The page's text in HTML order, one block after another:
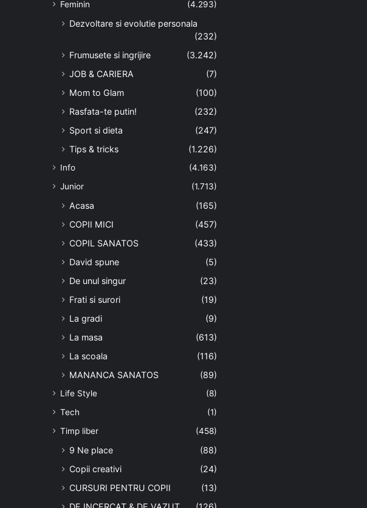
Feminin (4.293)
Dezvoltare si evolutie personala
(232)
Frumusete si ingrijire
(3.242)
JOB & CARIERA
(7)
Mom to Glam
(100)
Rasfata-te putin!
(232)
Sport si dieta
(247)
Tips & tricks
(1.226)
Info
(4.163)
Junior
(1.713)
Acasa
(165)
COPII MICI
(457)
COPIL SANATOS
(433)
David spune
(5)
De unul singur
(23)
Frati si surori
(19)
La gradi
(9)
La masa
(613)
La scoala
(116)
MANANCA SANATOS
(89)
Life Style
(8)
Tech
(1)
Timp liber
(458)
9 Ne place
(88)
Copii creativi
(24)
CURSURI PENTRU COPII
(13)